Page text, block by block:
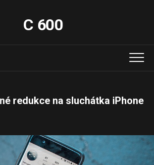
C 600
redukce na sluchátka iPhone